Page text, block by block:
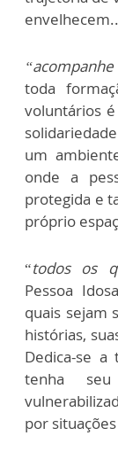
toda
voluntários
um
onde a
protegida e
próprio
“todos os
Pessoa
quais sejam
histórias,
Dedica-se
tenha
por